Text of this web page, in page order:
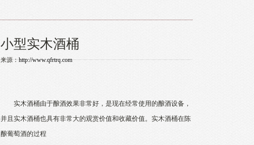
小型实木酒桶
来源：http://www.qfrtrq.com
实木酒桶由于酿酒效果非常好，是现在经常使用的酿酒设备，
并且实木酒桶也具有非常大的观赏价值和收藏价值。实木酒桶在陈
酿葡萄酒的过程